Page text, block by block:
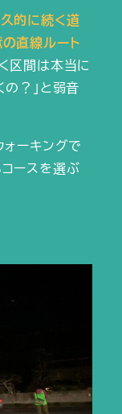
的に続く道
直線ルート
区間は本当に
？」と弱音
ォーキングで
ースを選ぶ